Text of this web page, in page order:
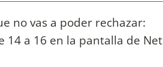
no vas a poder rechazar:
14 a 16 en la pantalla de Net